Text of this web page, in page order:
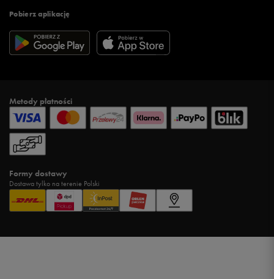
Pobierz aplikację
Metody płatności
Formy dostawy
Dostawa tylko na terenie Polski